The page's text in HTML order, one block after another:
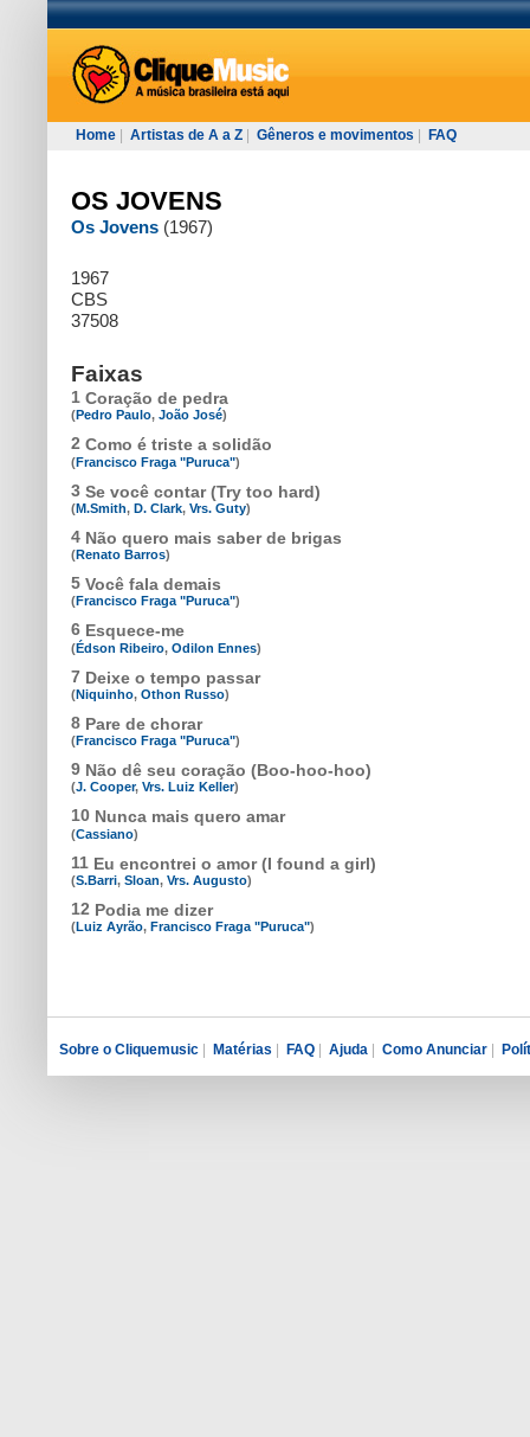
Home Artistas de A a Z Gêneros e movimentos FAQ
OS JOVENS
Os Jovens (1967)
1967
CBS
37508
Faixas
1 Coração de pedra
(Pedro Paulo, João José)
2 Como é triste a solidão
(Francisco Fraga "Puruca")
3 Se você contar (Try too hard)
(M.Smith, D. Clark, Vrs. Guty)
4 Não quero mais saber de brigas
(Renato Barros)
5 Você fala demais
(Francisco Fraga "Puruca")
6 Esquece-me
(Édson Ribeiro, Odilon Ennes)
7 Deixe o tempo passar
(Niquinho, Othon Russo)
8 Pare de chorar
(Francisco Fraga "Puruca")
9 Não dê seu coração (Boo-hoo-hoo)
(J. Cooper, Vrs. Luiz Keller)
10 Nunca mais quero amar
(Cassiano)
11 Eu encontrei o amor (I found a girl)
(S.Barri, Sloan, Vrs. Augusto)
12 Podia me dizer
(Luiz Ayrão, Francisco Fraga "Puruca")
Sobre o Cliquemusic Matérias FAQ Ajuda Como Anunciar